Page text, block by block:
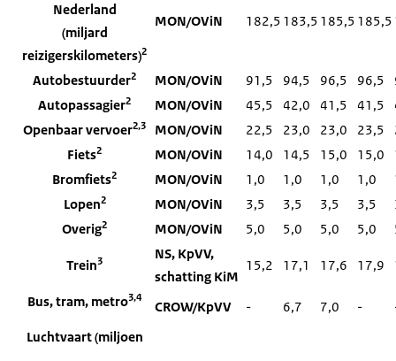
Nederland
(miljard
reizigerskilometers)2
MON/OViN 182,5 183,5 185,5 185,5
Autobestuurder2 MON/OViN 91,5 94,5 96,5 96,5
Autopassagier2 MON/OViN 45,5 42,0 41,5 41,5
Openbaar vervoer2,3 MON/OViN 22,5 23,0 23,0 23,5
Fiets2 MON/OViN 14,0 14,5 15,0 15,0
Bromfiets2 MON/OViN 1,0 1,0 1,0 1,0
Lopen2 MON/OViN 3,5 3,5 3,5 3,5
Overig2 MON/OViN 5,0 5,0 5,0 5,0
Trein3
NS, KpVV,
schatting KiM
15,2 17,1 17,6 17,9
Bus, tram, metro3,4
CROW/KpVV - 6,7 7,0 -
Luchtvaart (miljoen